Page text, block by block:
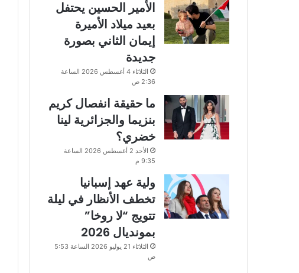
الأمير الحسين يحتفل
بعيد ميلاد الأميرة
إيمان الثاني بصورة
جديدة
الثلاثاء 4 أغسطس 2026 الساعة
2:36 ص
ما حقيقة انفصال كريم
بنزيما والجزائرية لينا
خضري؟
الأحد 2 أغسطس 2026 الساعة
9:35 م
ولية عهد إسبانيا
تخطف الأنظار في ليلة
تتويج “لا روخا”
بمونديال 2026
الثلاثاء 21 يوليو 2026 الساعة 5:53
ص